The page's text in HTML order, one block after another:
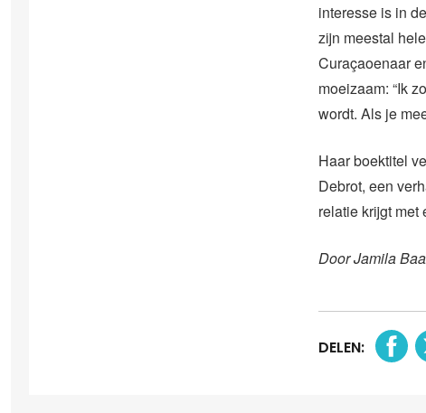
interesse is in
zijn meestal
Curaçaoenaar
moeizaam: “Ik
wordt. Als je
Haar boektitel
Debrot, een
relatie krijgt met
Door Jamila
DELEN: